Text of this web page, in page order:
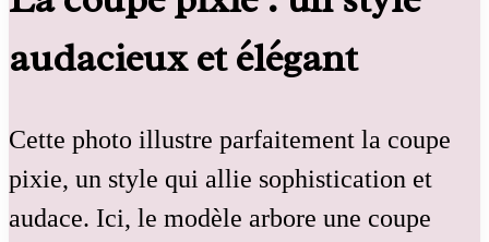
audacieux et élégant
Cette photo illustre parfaitement la coupe
pixie, un style qui allie sophistication et
audace. Ici, le modèle arbore une coupe